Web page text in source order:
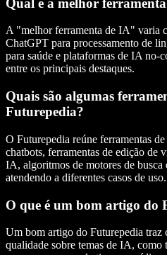
Qual é a melhor
A "melhor ferramenta de IA" varia
ChatGPT para processamento de
para saúde e plataformas de IA no-
entre os principais destaques.
Quais são algumas
Futurepedia?
O Futurepedia reúne ferramentas
chatbots, ferramentas de edição de
IA, algoritmos de motores de busca
atendendo a diferentes casos de uso.
O que é um bom artigo do
Um bom artigo do Futurepedia traz
qualidade sobre temas de IA, como